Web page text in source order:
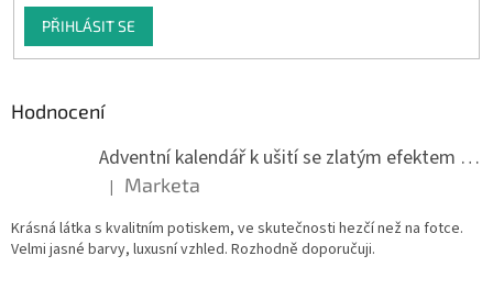
PŘIHLÁSIT SE
Hodnocení
Adventní kalendář k ušití se zlatým efektem 042Q
Hodnocení produktu je 5 z 5 hvězdiček.
| Marketa
Krásná látka s kvalitním potiskem, ve skutečnosti hezčí než na fotce.
Velmi jasné barvy, luxusní vzhled. Rozhodně doporučuji.